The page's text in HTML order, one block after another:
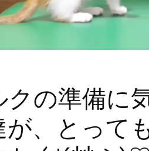
クの準備に
が、とって